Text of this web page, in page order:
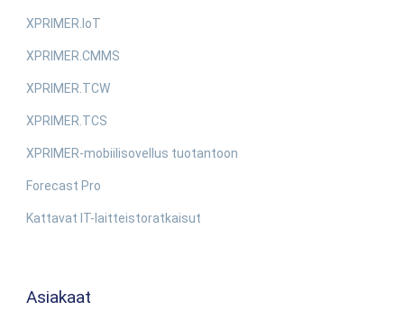
XPRIMER.IoT
XPRIMER.CMMS
XPRIMER.TCW
XPRIMER.TCS
XPRIMER-mobiilisovellus tuotantoon
Forecast Pro
Kattavat IT-laitteistoratkaisut
Asiakaat